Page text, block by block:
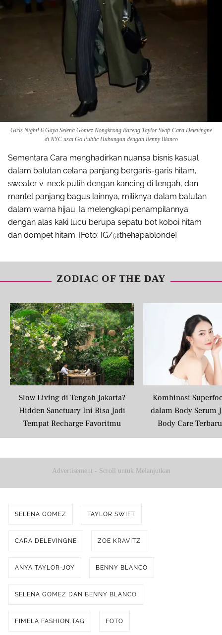
Girls Night! 6 Gaya Selena Gomez Nongkrong Bareng Taylor Swift-Cara Delevingne
di NYC usai Go Public Hubungan dengan Benny Blanco
Sementara Cara menghadirkan nuansa bisnis kasual
dalam balutan celana panjang bergaris-garis hitam,
sweater v-neck putih dengan kancing di tengah, dan
mantel panjang bagus lainnya, miliknya dalam balutan
dalam warna hijau. Ia melengkapi penampilannya
dengan alas kaki lucu berupa sepatu bot koboi hitam
dan dompet hitam. [Foto: IG/@thehapablonde]
ZODIAC OF THE DAY
Slow Living di Tengah Jakarta?
Hidden Sanctuary Ini Bisa Jadi
Tempat Recharge Favoritmu
Kombinasi
dalam Body Serum
Body Care
Masyarakat
Advertisement - Scroll untuk Melanjutkan
SELENA GOMEZ TAYLOR SWIFT
CARA DELEVINGNE ZOE KRAVITZ
ANYA TAYLOR-JOY BENNY BLANCO
SELENA GOMEZ DAN BENNY BLANCO
FIMELA FASHION TAG FOTO